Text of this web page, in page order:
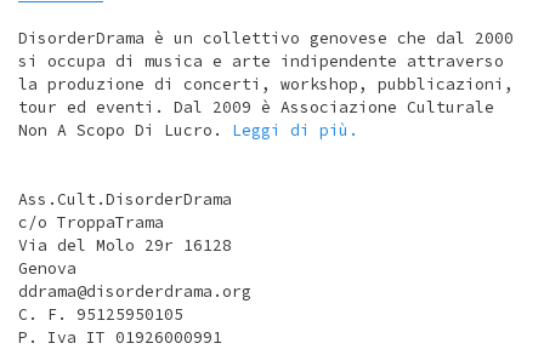
DisorderDrama è un collettivo genovese che dal 2000
si occupa di musica e arte indipendente attraverso
la produzione di concerti, workshop, pubblicazioni,
tour ed eventi. Dal 2009 è Associazione Culturale
Non A Scopo Di Lucro. Leggi di più.
Ass.Cult.DisorderDrama
c/o TroppaTrama
Via del Molo 29r 16128
Genova
ddrama@disorderdrama.org
C. F. 95125950105
P. Iva IT 01926000991